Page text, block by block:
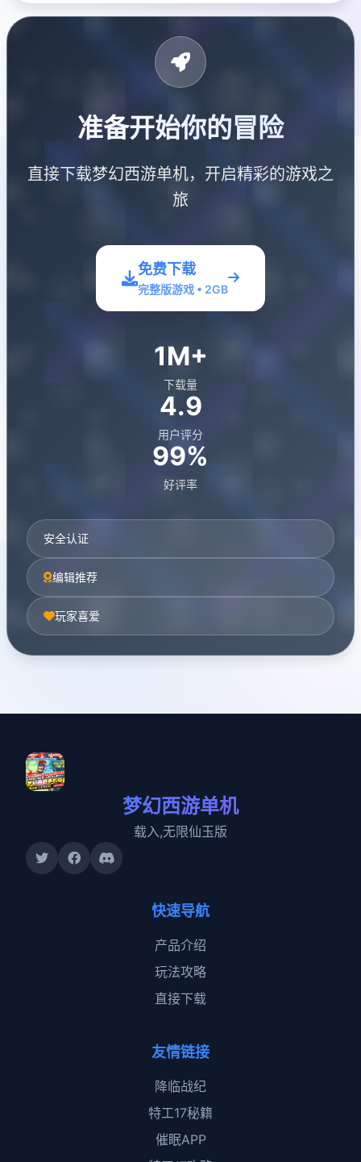
准备开始你的冒险
直接下载梦幻西游单机，开启精彩的游戏之
旅
免费下载
完整版游戏 • 2GB
1M+
下载量
4.9
用户评分
99%
好评率
安全认证
编辑推荐
玩家喜爱
梦幻西游单机
载入,无限仙玉版
快速导航
产品介绍
玩法攻略
直接下载
友情链接
降临战纪
特工17秘籍
催眠APP